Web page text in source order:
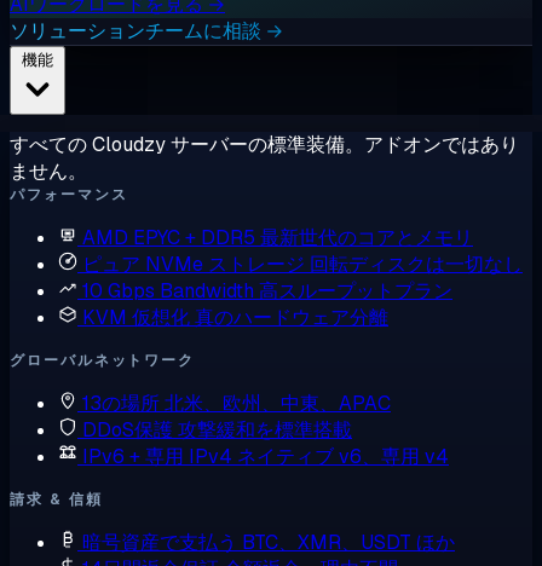
ソリューションチームに相談 →
すべての Cloudzy サーバーの標準装備。アドオンではあり
ません。
パフォーマンス
AMD EPYC + DDR5 最新世代のコアとメモリ
ピュア NVMe ストレージ 回転ディスクは一切なし
10 Gbps Bandwidth 高スループットプラン
KVM 仮想化真のハードウェア分離
グローバルネットワーク
13の場所北米、欧州、中東、APAC
DDoS保護攻撃緩和を標準搭載
IPv6 + 専用 IPv4 ネイティブ v6、専用 v4
請求 & 信頼
暗号資産で支払う BTC、XMR、USDT ほか